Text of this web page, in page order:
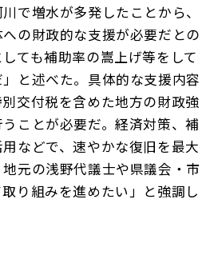
で増水が多発したことから、
の財政的な支援が必要だとの
ても補助率の嵩上げ等をして
と述べた。具体的な支援内容
交付税を含めた地方の財政強
ことが必要だ。経済対策、補
などで、速やかな復旧を最大
元の浅野代議士や県議会・市
り組みを進めたい」と強調し